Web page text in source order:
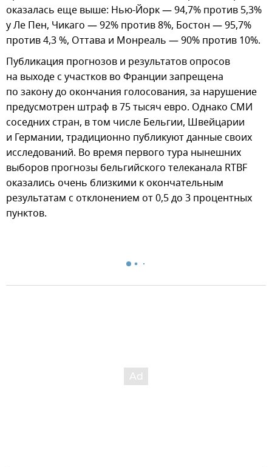
оказалась еще выше: Нью-Йорк — 94,7% против 5,3%
у Ле Пен, Чикаго — 92% против 8%, Бостон — 95,7%
против 4,3 %, Оттава и Монреаль — 90% против 10%.
Публикация прогнозов и результатов опросов
на выходе с участков во Франции запрещена
по закону до окончания голосования, за нарушение
предусмотрен штраф в 75 тысяч евро. Однако СМИ
соседних стран, в том числе Бельгии, Швейцарии
и Германии, традиционно публикуют данные своих
исследований. Во время первого тура нынешних
выборов прогнозы бельгийского телеканала RTBF
оказались очень близкими к окончательным
результатам с отклонением от 0,5 до 3 процентных
пунктов.